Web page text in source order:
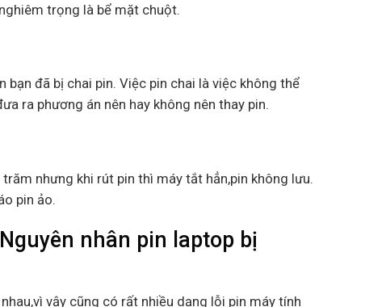
trọng là bể mặt chuột.
bạn đã bị chai pin. Việc pin chai là việc không thể
ra phương án nên hay không nên thay pin.
nhưng khi rút pin thì máy tắt hẳn,pin không lưu.
pin ảo.
Nguyên nhân pin laptop bị
vậy cũng có rất nhiều dạng lỗi pin máy tính